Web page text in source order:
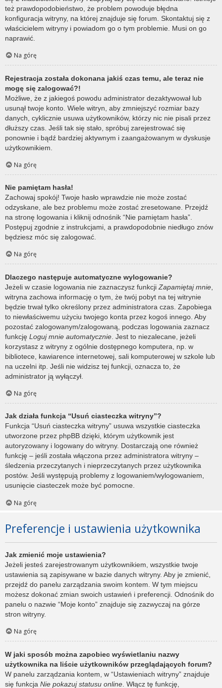
też prawdopodobieństwo, że problem powoduje błędna
konfiguracja witryny, na której znajduje się forum. Skontaktuj się z
właścicielem witryny i powiadom go o tym problemie. Musi on go
naprawić.
Na górę
Rejestracja została dokonana jakiś czas temu, ale teraz nie
mogę się zalogować?!
Możliwe, że z jakiegoś powodu administrator dezaktywował lub
usunął twoje konto. Wiele witryn, aby zmniejszyć rozmiar bazy
danych, cyklicznie usuwa użytkowników, którzy nic nie pisali przez
dłuższy czas. Jeśli tak się stało, spróbuj zarejestrować się
ponownie i bądź bardziej aktywnym i zaangażowanym w dyskusje
użytkownikiem.
Na górę
Nie pamiętam hasła!
Zachowaj spokój! Twoje hasło wprawdzie nie może zostać
odzyskane, ale bez problemu może zostać zresetowane. Przejdź
na stronę logowania i kliknij odnośnik “Nie pamiętam hasła”.
Postępuj zgodnie z instrukcjami, a prawdopodobnie niedługo znów
będziesz móc się zalogować.
Na górę
Dlaczego następuje automatyczne wylogowanie?
Jeżeli w czasie logowania nie zaznaczysz funkcji Zapamiętaj mnie
witryna zachowa informację o tym, że twój pobyt na tej witrynie
będzie trwał tylko określony przez administratora czas. Zapobiega
to niewłaściwemu użyciu twojego konta przez kogoś innego. Aby
pozostać zalogowanym/zalogowaną, podczas logowania zaznacz
funkcję Loguj mnie automatycznie . Jest to niezalecane, jeżeli
korzystasz z witryny z ogólnie dostępnego komputera, np. w
bibliotece, kawiarence internetowej, sali komputerowej w szkole lub
na uczelni itp. Jeśli nie widzisz tej funkcji, oznacza to, że
administrator ją wyłączył.
Na górę
Jak działa funkcja “Usuń ciasteczka witryny”?
Funkcja “Usuń ciasteczka witryny” usuwa wszystkie ciasteczka
utworzone przez phpBB dzięki, którym użytkownik jest
autoryzowany i logowany do witryny. Dostarczają one również
funkcję – jeśli została włączona przez administratora witryny –
śledzenia przeczytanych i nieprzeczytanych przez użytkownika
postów. Jeśli występują problemy z logowaniem/wylogowaniem,
usunięcie ciasteczek może być pomocne.
Na górę
Preferencje i ustawienia użytkownika
Jak zmienić moje ustawienia?
Jeżeli jesteś zarejestrowanym użytkownikiem, wszystkie twoje
ustawienia są zapisywane w bazie danych witryny. Aby je zmienić,
przejdź do panelu zarządzania swoim kontem. W tym miejscu
możesz dokonać zmian swoich ustawień i preferencji. Odnośnik do
panelu o nazwie “Moje konto” znajduje się zazwyczaj na górze
stron witryny.
Na górę
W jaki sposób można zapobiec wyświetlaniu nazwy
użytkownika na liście użytkowników przeglądających forum?
W panelu zarządzania kontem, w “Ustawieniach witryny” znajduje
się funkcja Nie pokazuj statusu online . Włącz tę funkcję,